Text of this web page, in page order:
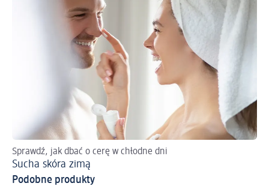
Sprawdź, jak dbać o cerę w chłodne dni
Sucha skóra zimą
Podobne produkty